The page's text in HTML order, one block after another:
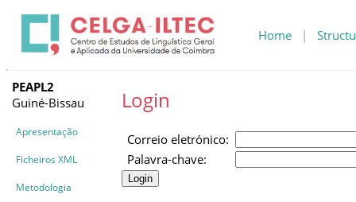
Home |
PEAPL2
Guiné-Bissau
Apresentação
Ficheiros XML
Metodologia
Login
Correio eletrónico:
Palavra-chave: